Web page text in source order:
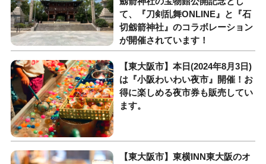
て、『刀剣乱舞ONLINE』と『石
切劔箭神社』のコラボレーション
が開催されています！
【東大阪市】本日(2024年8月3日)
は『小阪わいわい夜市』開催！お
得に楽しめる夜市券も販売してい
ます。
【東大阪市】東横INN東大阪のオ